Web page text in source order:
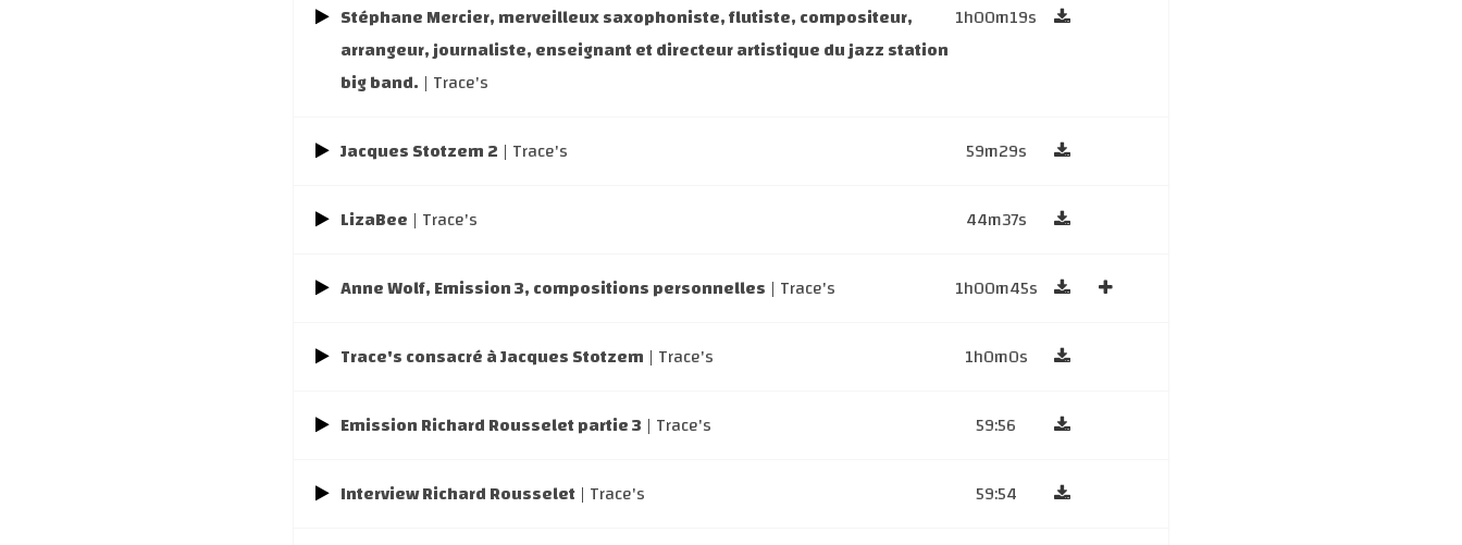
Stéphane Mercier, merveilleux saxophoniste, flutiste, compositeur,
arrangeur, journaliste, enseignant et directeur artistique du jazz station
big band. | Trace's
1h00m19s
Jacques Stotzem 2 | Trace's 59m29s
LizaBee | Trace's 44m37s
Anne Wolf, Emission 3, compositions personnelles | Trace's 1h00m45s
Trace's consacré à Jacques Stotzem | Trace's 1h0m0s
Emission Richard Rousselet partie 3 | Trace's 59:56
Interview Richard Rousselet | Trace's 59:54